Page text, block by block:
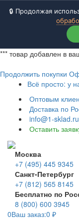
🔒 Продолжая
*** товар добавлен в
Продолжить покупки
Всё просто: у
Оптовым
Доставка по
info@1-sklad.ru
Оставить
Москва
+7 (495) 445 9345
Санкт-Петербург
+7 (812) 565 8145
Бесплатно по
8 (800) 600 3945
0Ваш заказ:0 ₽